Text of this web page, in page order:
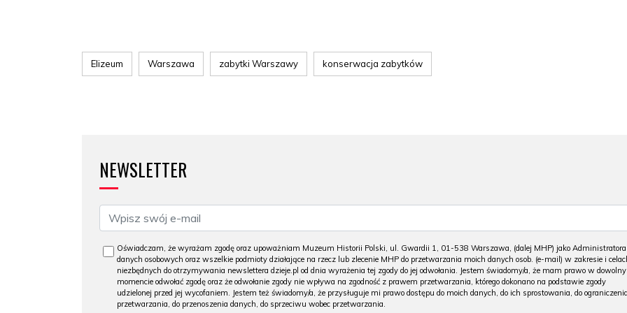
Elizeum Warszawa zabytki Warszawy konserwacja zabytków
NEWSLETTER
Oświadczam, że wyrażam zgodę oraz upoważniam Muzeum Historii Polski, ul. Gwardii 1, 01-538 Warszawa, (dalej MHP) jako Administratora
danych osobowych oraz wszelkie podmioty działające na rzecz lub zlecenie MHP do przetwarzania moich danych osob. (e-mail) w zakresie i
niezbędnych do otrzymywania newslettera dzieje.pl od dnia wyrażenia tej zgody do jej odwołania. Jestem świadomy/a, że mam prawo w
momencie odwołać zgodę oraz że odwołanie zgody nie wpływa na zgodność z prawem przetwarzania, którego dokonano na podstawie zgody
udzielonej przed jej wycofaniem. Jestem też świadomy/a, że przysługuje mi prawo dostępu do moich danych, do ich sprostowania, do
przetwarzania, do przenoszenia danych, do sprzeciwu wobec przetwarzania.